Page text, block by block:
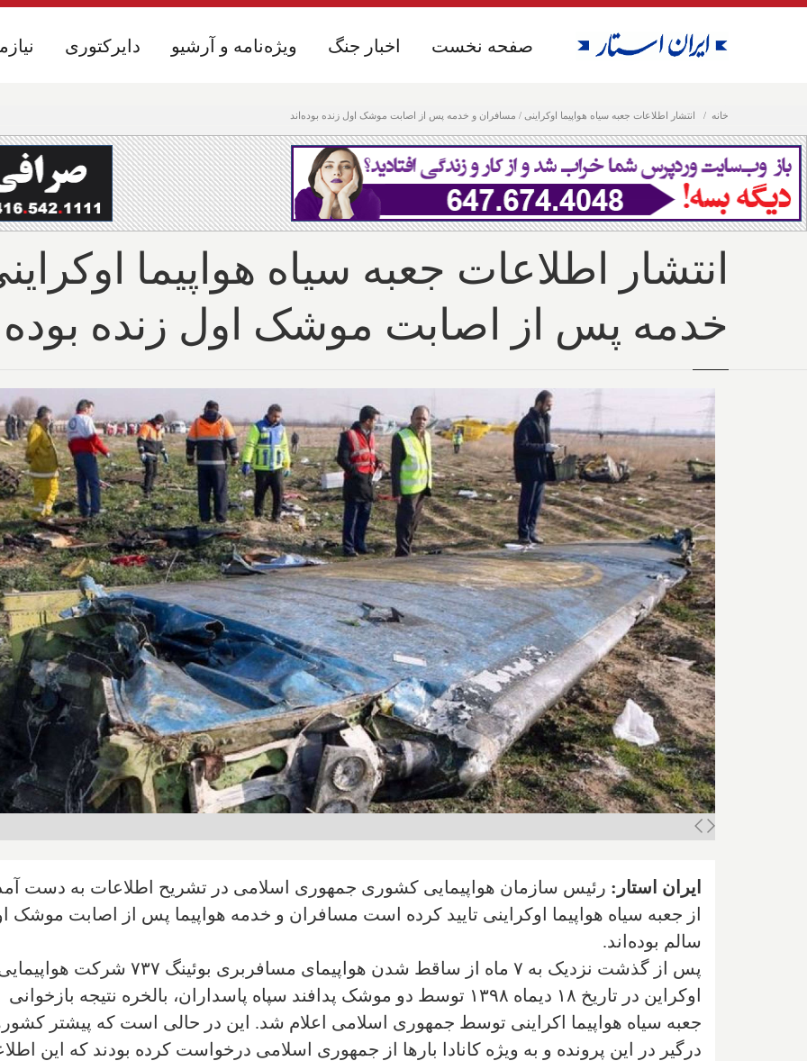
خانه انتشار اطلاعات جعبه سیاه هواپیما اوکراینی / مسافران و خدمه پس از اصابت موشک اول زنده بوده‌اند
دایرکتوری ویژه‌نامه و آرشیو اخبار جنگ صفحه نخست دایرکتوری ویژه‌نامه و آرشیو اخبار جنگ صفحه نخست
انتشار اطلاعات جعبه سیاه هواپیما
خدمه پس از اصابت موشک اول زنده
ایران استار: رئیس سازمان هواپیمایی کشوری جمهوری اسلامی در تشریح اطلاعات به دست
از جعبه سیاه هواپیما اوکراینی تایید کرده است مسافران و خدمه هواپیما پس از اصابت موشک
سالم بوده‌اند.
پس از گذشت نزدیک به ۷ ماه از ساقط شدن هواپیمای مسافربری بوئینگ ۷۳۷ شرکت
اوکراین در تاریخ ۱۸ دیماه ۱۳۹۸ توسط دو موشک پدافند سپاه پاسداران، بالخره نتیجه بازخوانی
جعبه سیاه هواپیما اکراینی توسط جمهوری اسلامی اعلام شد. این در حالی است که پیشتر
درگیر در این پرونده و به ویژه کانادا بارها از جمهوری اسلامی درخواست کرده بودند که این